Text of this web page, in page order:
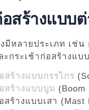
อสร้างแบบ
มีหลายประเภท เช่
กระเช้าก่อสร้างแบ
สร้างแบบกรรไกร
สร้างแบบบูม
สร้างแบบเสา